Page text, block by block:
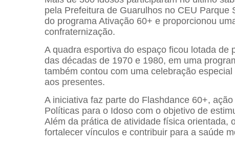
pela Prefeitura de Guarulhos no CEU
do programa Ativação 60+ e proporcionou
confraternização.
A quadra esportiva do espaço ficou lotada
das décadas de 1970 e 1980, em uma
também contou com uma celebração
aos presentes.
A iniciativa faz parte do Flashdance 60+,
Políticas para o Idoso com o objetivo de
Além da prática de atividade física orientada,
fortalecer vínculos e contribuir para a saúde